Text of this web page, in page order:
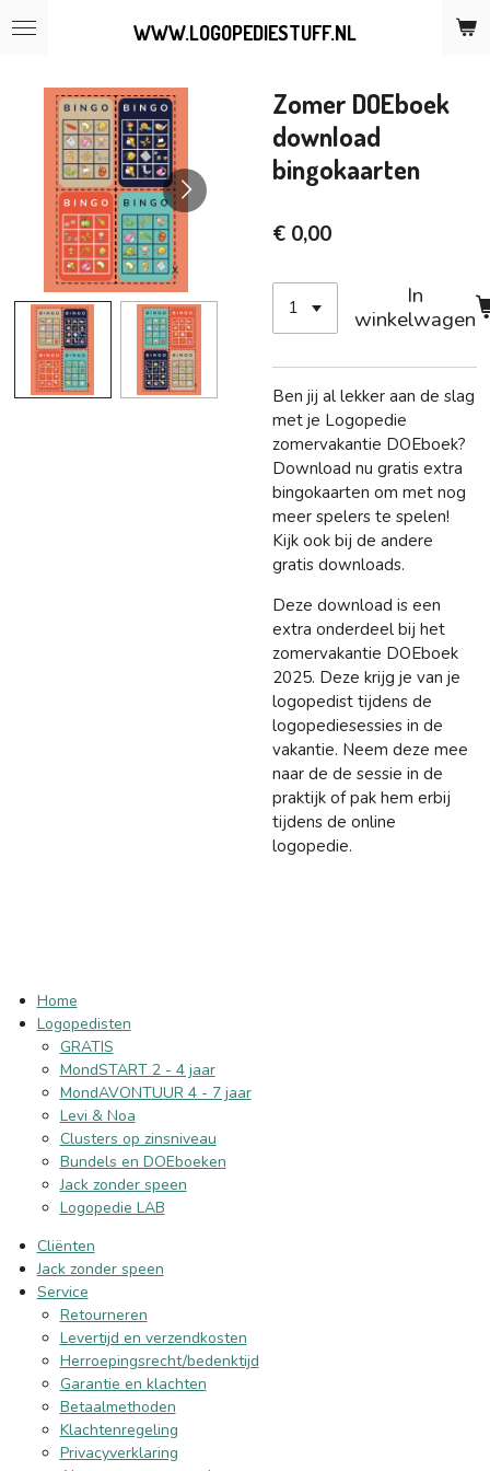
Ga
hoofdinhoud
WWW.LOGOPEDIESTUFF.NL
Zomer DOEboek
download
bingokaarten
€ 0,00
In
winkelwagen
Ben jij al lekker aan de slag
met je Logopedie
zomervakantie DOEboek?
Download nu gratis extra
bingokaarten om met nog
meer spelers te spelen!
Kijk ook bij de andere
gratis downloads.
Deze download is een
extra onderdeel bij het
zomervakantie DOEboek
2025. Deze krijg je van je
logopedist tijdens de
logopediesessies in de
vakantie. Neem deze mee
naar de de sessie in de
praktijk of pak hem erbij
tijdens de online
logopedie.
Home
Logopedisten
GRATIS
MondSTART 2 - 4 jaar
MondAVONTUUR 4 - 7 jaar
Levi & Noa
Clusters op zinsniveau
Bundels en DOEboeken
Jack zonder speen
Logopedie LAB
Cliënten
Jack zonder speen
Service
Retourneren
Levertijd en verzendkosten
Herroepingsrecht/bedenktijd
Garantie en klachten
Betaalmethoden
Klachtenregeling
Privacyverklaring